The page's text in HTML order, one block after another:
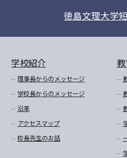
徳島文理大学
学校紹介
理事長からのメッセージ
学校長からのメッセージ
沿革
アクセスマップ
校長先生のお話